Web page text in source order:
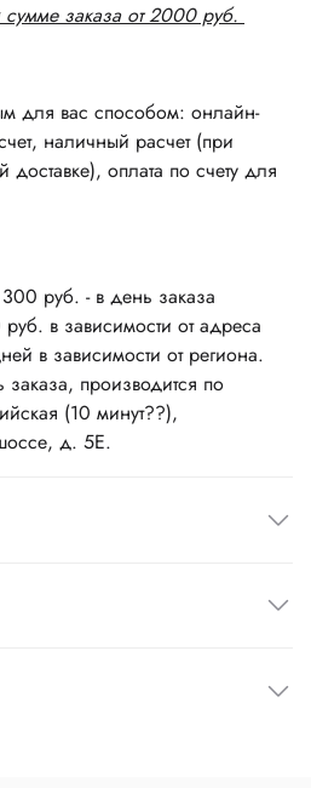
сумме заказа от 2000 руб.
для вас способом: онлайн-
наличный расчет (при
оплата по счету для
руб. - в день заказа
руб. в зависимости от адреса
в зависимости от региона.
заказа, производится по
(10 минут??),
д. 5Е.